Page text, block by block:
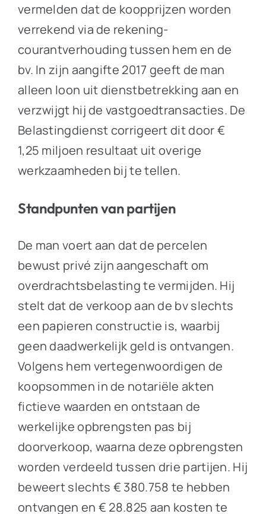
vermelden dat de koopprijzen worden
verrekend via de rekening-
courantverhouding tussen hem en de
bv. In zijn aangifte 2017 geeft de man
alleen loon uit dienstbetrekking aan en
verzwijgt hij de vastgoedtransacties. De
Belastingdienst corrigeert dit door €
1,25 miljoen resultaat uit overige
werkzaamheden bij te tellen.
Standpunten van partijen
De man voert aan dat de percelen
bewust privé zijn aangeschaft om
overdrachtsbelasting te vermijden. Hij
stelt dat de verkoop aan de bv slechts
een papieren constructie is, waarbij
geen daadwerkelijk geld is ontvangen.
Volgens hem vertegenwoordigen de
koopsommen in de notariële akten
fictieve waarden en ontstaan de
werkelijke opbrengsten pas bij
doorverkoop, waarna deze opbrengsten
worden verdeeld tussen drie partijen. Hij
beweert slechts € 380.758 te hebben
ontvangen en € 28.825 aan kosten te